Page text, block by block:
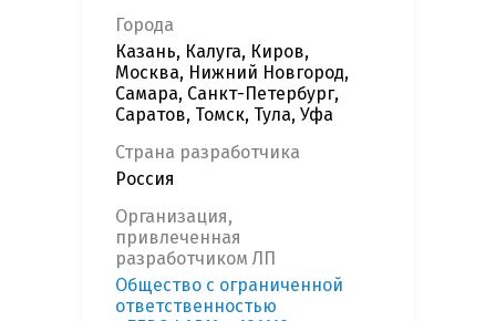
Города
Казань, Калуга, Киров,
Москва, Нижний Новгород,
Самара, Санкт-Петербург,
Саратов, Томск, Тула, Уфа
Страна разработчика
Россия
Организация,
привлеченная
разработчиком ЛП
Общество с ограниченной
ответственностью